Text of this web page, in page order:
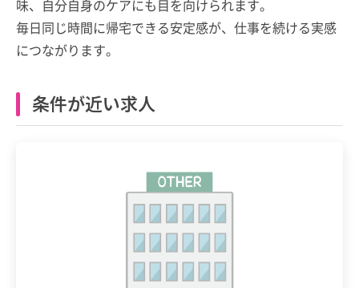
味、自分自身のケアにも目を向けられます。
毎日同じ時間に帰宅できる安定感が、仕事を続ける実感
につながります。
条件が近い求人